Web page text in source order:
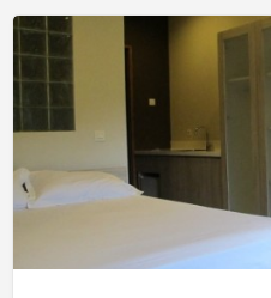
Kost
TV
Kamar
Mandi
Strategis